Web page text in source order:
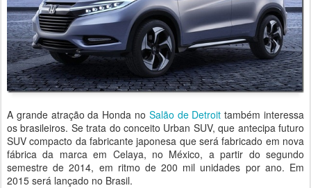
A grande atração da Honda no Salão de Detroit também interessa
os brasileiros. Se trata do conceito Urban SUV, que antecipa futuro
SUV compacto da fabricante japonesa que será fabricado em nova
fábrica da marca em Celaya, no México, a partir do segundo
semestre de 2014, em ritmo de 200 mil unidades por ano. Em
2015 será lançado no Brasil.